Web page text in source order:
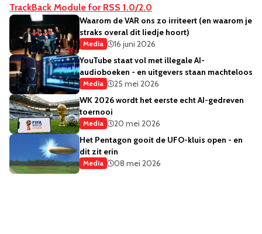
TrackBack Module for RSS 1.0/2.0
Waarom de VAR ons zo irriteert (en waarom je
straks overal dit liedje hoort)
Media
16 juni 2026
YouTube staat vol met illegale AI-
audioboeken - en uitgevers staan machteloos
Media
25 mei 2026
WK 2026 wordt het eerste echt AI-gedreven
toernooi
Media
20 mei 2026
Het Pentagon gooit de UFO-kluis open - en
dit zit erin
Media 08 mei 2026